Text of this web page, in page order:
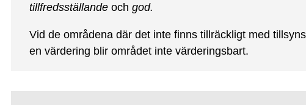
tillfredsställandeoch god.
Vid de områdena där det inte finns tillräckligt med
en värdering blir området inte värderingsbart.